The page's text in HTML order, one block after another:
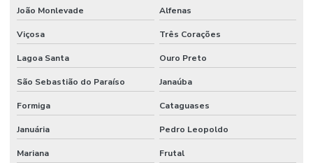
Manutenção E Limpeza Industrial
Manutenção E Reparo De Edificações
Manutenção elétrica preventiva
Manutenção de equipamentos industriais
Manutenção de estações de tratamento de água
João Monlevade Alfenas
Viçosa Três Corações
Lagoa Santa Ouro Preto
São Sebastião do Paraíso Janaúba
Formiga Cataguases
Januária Pedro Leopoldo
Mariana Frutal